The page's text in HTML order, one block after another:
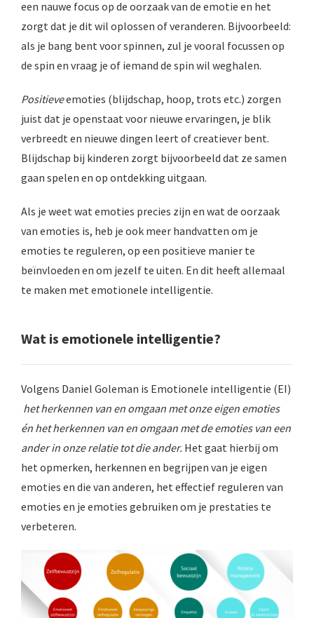
een nauwe focus op de oorzaak van de emotie en het
zorgt dat je dit wil oplossen of veranderen. Bijvoorbeeld:
als je bang bent voor spinnen, zul je vooral focussen op
de spin en vraag je of iemand de spin wil weghalen.
Positieveemoties (blijdschap, hoop, trots etc.) zorgen
juist dat je openstaat voor nieuwe ervaringen, je blik
verbreedt en nieuwe dingen leert of creatiever bent.
Blijdschap bij kinderen zorgt bijvoorbeeld dat ze samen
gaan spelen en op ontdekking uitgaan.
Als je weet wat emoties precies zijn en wat de oorzaak
van emoties is, heb je ook meer handvatten om je
emoties te reguleren, op een positieve manier te
beïnvloeden en om jezelf te uiten. En dit heeft allemaal
te maken met emotionele intelligentie.
Wat is emotionele intelligentie?
Volgens Daniel Goleman is Emotionele intelligentie (EI)
het herkennen van en omgaan met onze eigen emoties
én het herkennen van en omgaan met de emoties van een
ander in onze relatie tot die ander. Het gaat hierbij om
het opmerken, herkennen en begrijpen van je eigen
emoties en die van anderen, het effectief reguleren van
emoties en je emoties gebruiken om je prestaties te
verbeteren.